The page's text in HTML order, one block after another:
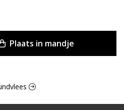
Plaats in mandje